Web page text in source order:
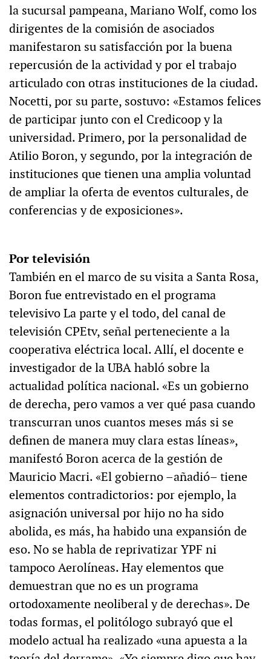
la sucursal pampeana, Mariano Wolf, como los
dirigentes de la comisión de asociados
manifestaron su satisfacción por la buena
repercusión de la actividad y por el trabajo
articulado con otras instituciones de la ciudad.
Nocetti, por su parte, sostuvo: «Estamos felices
de participar junto con el Credicoop y la
universidad. Primero, por la personalidad de
Atilio Boron, y segundo, por la integración de
instituciones que tienen una amplia voluntad
de ampliar la oferta de eventos culturales, de
conferencias y de exposiciones».
Por televisión
También en el marco de su visita a Santa Rosa,
Boron fue entrevistado en el programa
televisivo La parte y el todo, del canal de
televisión CPEtv, señal perteneciente a la
cooperativa eléctrica local. Allí, el docente e
investigador de la UBA habló sobre la
actualidad política nacional. «Es un gobierno
de derecha, pero vamos a ver qué pasa cuando
transcurran unos cuantos meses más si se
definen de manera muy clara estas líneas»,
manifestó Boron acerca de la gestión de
Mauricio Macri. «El gobierno –añadió– tiene
elementos contradictorios: por ejemplo, la
asignación universal por hijo no ha sido
abolida, es más, ha habido una expansión de
eso. No se habla de reprivatizar YPF ni
tampoco Aerolíneas. Hay elementos que
demuestran que no es un programa
ortodoxamente neoliberal y de derechas». De
todas formas, el politólogo subrayó que el
modelo actual ha realizado «una apuesta a la